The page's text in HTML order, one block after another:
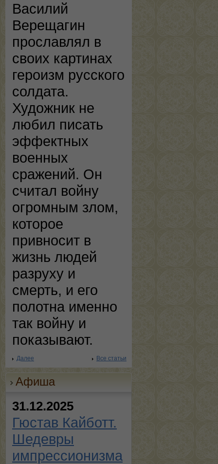
Василий
Верещагин
прославлял в
своих картинах
героизм русского
солдата.
Художник не
любил писать
эффектных
военных
сражений. Он
считал войну
огромным злом,
которое
привносит в
жизнь людей
разруху и
смерть, и его
полотна именно
так войну и
показывают.
Далее Все статьи
Афиша
31.12.2025
Гюстав Кайботт.
Шедевры
импрессионизма